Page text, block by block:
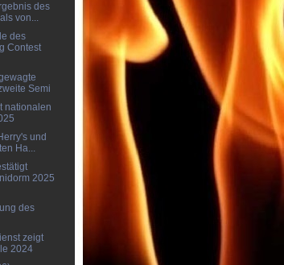
des
von...
des
Contest
Semi
nationalen
und
Ha...
2025
des
zeigt
2024